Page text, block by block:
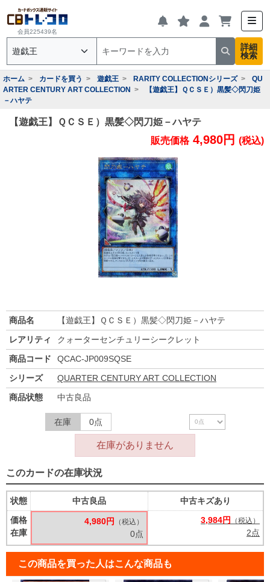
会員225439名
詳細
検索
ホーム カードを買う 遊戯王 RARITY COLLECTIONシリーズ
QU
ARTER CENTURY ART COLLECTION
【遊戯王】ＱＣＳＥ）黒髪◇閃刀姫
－ハヤテ
【遊戯王】ＱＣＳＥ）黒髪◇閃刀姫－ハヤテ
販売価格 4,980円 (税込)
商品名
【遊戯王】ＱＣＳＥ）黒髪◇閃刀姫－ハヤテ
レアリティ
クォーターセンチュリーシークレット
商品コード
QCAC-JP009SQSE
シリーズ
QUARTER CENTURY ART COLLECTION
商品状態
中古良品
在庫 0点
在庫がありません
このカードの在庫状況
状態
価格
在庫
中古良品
4,980円 （税込）
0点
中古キズあり
3,984円
（税込）
2点
この商品を買った人はこんな商品も